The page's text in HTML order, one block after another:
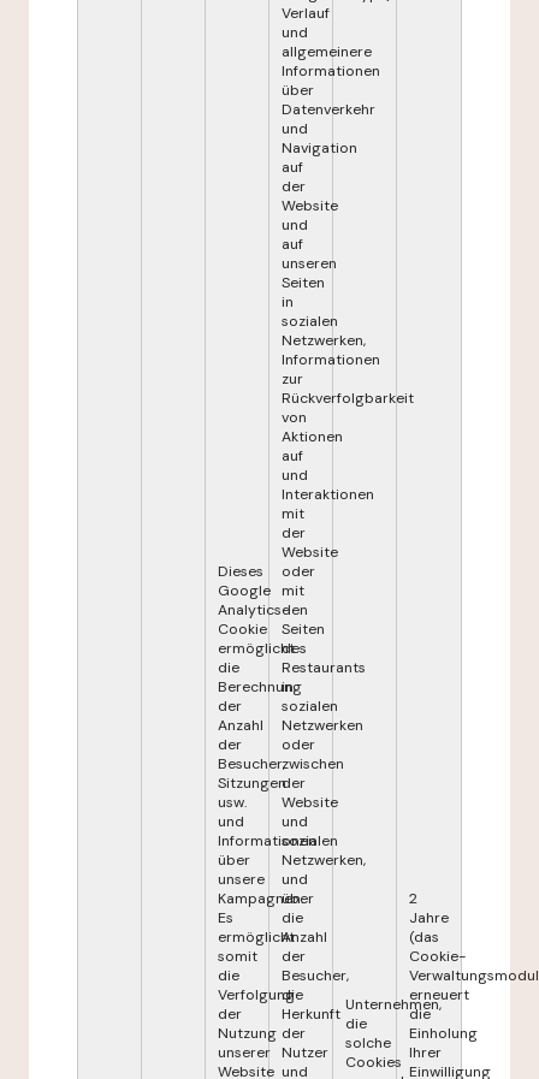
Dieses
Google
Analytics-
Cookie
ermöglicht
die
Berechnung
der
Anzahl
der
Besucher,
Sitzungen
usw.
und
Informationen
über
unsere
Kampagnen.
Es
ermöglicht
somit
die
Verfolgung
der
Nutzung
unserer
Website
Verlauf
und
allgemeinere
Informationen
über
Datenverkehr
und
Navigation
auf
der
Website
und
auf
unseren
Seiten
in
sozialen
Netzwerken,
Informationen
zur
Rückverfolgbarkeit
von
Aktionen
auf
und
Interaktionen
mit
der
Website
oder
mit
den
Seiten
des
Restaurants
in
sozialen
Netzwerken
oder
zwischen
der
Website
und
sozialen
Netzwerken,
und
über
die
Anzahl
der
Besucher,
die
Herkunft
der
Nutzer
und
Unternehmen,
die
solche
Cookies
2
Jahre
(das
Cookie-
Verwaltungsmodul
erneuert
die
Einholung
Ihrer
Einwilligung